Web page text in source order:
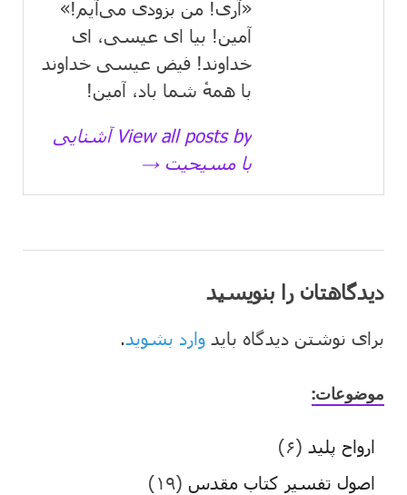
«آری! من بزودی می‌آیم!»
آمین! بیا ای عیسی، ای
خداوند! فیض عیسی خداوند
با همهٔ شما باد، آمین!
View all posts by آشنایی
با مسیحیت →
دیدگاهتان را بنویسید
برای نوشتن دیدگاه باید وارد بشوید.
موضوعات:
ارواح پلید (۶)
اصول تفسیر کتاب مقدس (۱۹)